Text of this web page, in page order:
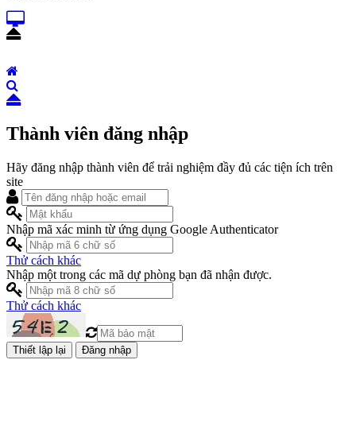
Thành viên đăng nhập
Hãy đăng nhập thành viên để trải nghiệm đầy đủ các tiện ích trên
site
Nhập mã xác minh từ ứng dụng Google Authenticator
Thử cách khác
Nhập một trong các mã dự phòng bạn đã nhận được.
Thử cách khác
Đăng nhập